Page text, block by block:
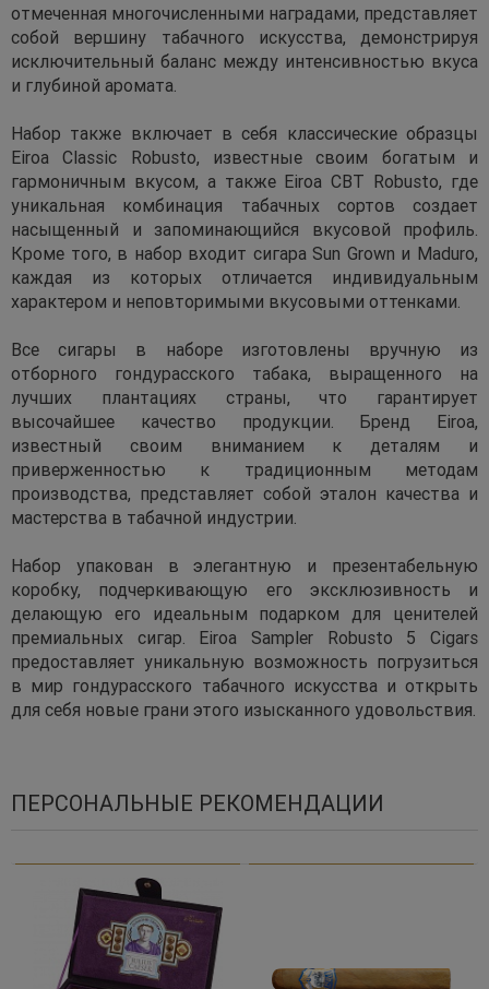
отмеченная многочисленными наградами, представляет
собой вершину табачного искусства, демонстрируя
исключительный баланс между интенсивностью вкуса
и глубиной аромата.
Набор также включает в себя классические образцы
Eiroa Classic Robusto, известные своим богатым и
гармоничным вкусом, а также Eiroa CBT Robusto, где
уникальная комбинация табачных сортов создает
насыщенный и запоминающийся вкусовой профиль.
Кроме того, в набор входит сигара Sun Grown и Maduro,
каждая из которых отличается индивидуальным
характером и неповторимыми вкусовыми оттенками.
Все сигары в наборе изготовлены вручную из
отборного гондурасского табака, выращенного на
лучших плантациях страны, что гарантирует
высочайшее качество продукции. Бренд Eiroa,
известный своим вниманием к деталям и
приверженностью к традиционным методам
производства, представляет собой эталон качества и
мастерства в табачной индустрии.
Набор упакован в элегантную и презентабельную
коробку, подчеркивающую его эксклюзивность и
делающую его идеальным подарком для ценителей
премиальных сигар. Eiroa Sampler Robusto 5 Cigars
предоставляет уникальную возможность погрузиться
в мир гондурасского табачного искусства и открыть
для себя новые грани этого изысканного удовольствия.
ПЕРСОНАЛЬНЫЕ РЕКОМЕНДАЦИИ